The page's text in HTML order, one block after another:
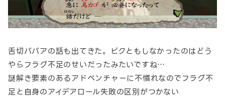
舌切ババアの話も出てきた。ビクともしなかったのはどう
やらフラグ不足のせいだったみたいですね…
謎解き要素のあるアドベンチャーに不慣れなのでフラグ不
足と自身のアイデアロール失敗の区別がつかない